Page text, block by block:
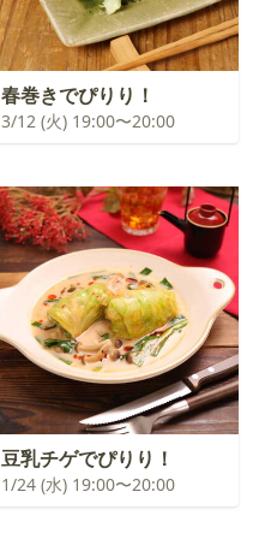
春巻きでぴりり！
3/12 (火) 19:00〜20:00
豆乳チゲでぴりり！
1/24 (水) 19:00〜20:00